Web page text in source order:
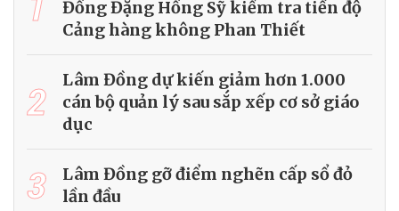
Đồng Đặng Hồng Sỹ kiểm tra tiến độ
Cảng hàng không Phan Thiết
2
Lâm Đồng dự kiến giảm hơn 1.000
cán bộ quản lý sau sắp xếp cơ sở giáo
dục
3
Lâm Đồng gỡ điểm nghẽn cấp sổ đỏ
lần đầu